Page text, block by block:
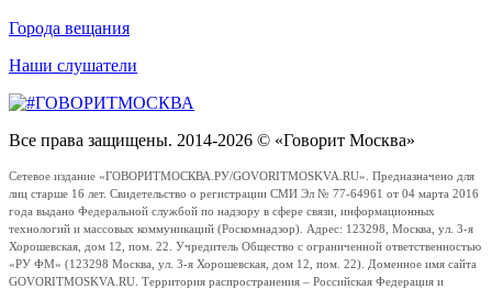
Города вещания
Наши слушатели
Все права защищены. 2014-2026 © «Говорит Москва»
Сетевое издание «ГОВОРИТМОСКВА.РУ/GOVORITMOSKVA.RU». Предназначено для
лиц старше 16 лет. Свидетельство о регистрации СМИ Эл № 77-64961 от 04 марта 2016
года выдано Федеральной службой по надзору в сфере связи, информационных
технологий и массовых коммуникаций (Роскомнадзор). Адрес: 123298, Москва, ул. 3-я
Хорошевская, дом 12, пом. 22. Учредитель Общество с ограниченной ответственностью
«РУ ФМ» (123298 Москва, ул. 3-я Хорошевская, дом 12, пом. 22). Доменное имя сайта
GOVORITMOSKVA.RU. Территория распространения – Российская Федерация и